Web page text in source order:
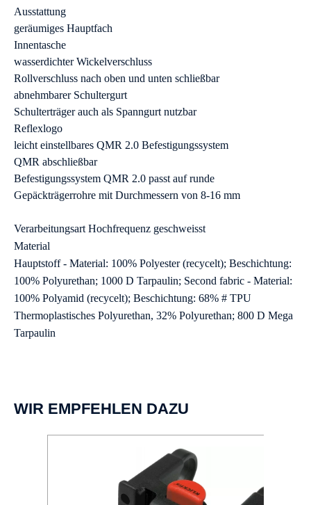
Ausstattung
geräumiges Hauptfach
Innentasche
wasserdichter Wickelverschluss
Rollverschluss nach oben und unten schließbar
abnehmbarer Schultergurt
Schulterträger auch als Spanngurt nutzbar
Reflexlogo
leicht einstellbares QMR 2.0 Befestigungssystem
QMR abschließbar
Befestigungssystem QMR 2.0 passt auf runde
Gepäckträgerrohre mit Durchmessern von 8-16 mm
Verarbeitungsart Hochfrequenz geschweisst
Material
Hauptstoff - Material: 100% Polyester (recycelt); Beschichtung:
100% Polyurethan; 1000 D Tarpaulin; Second fabric - Material:
100% Polyamid (recycelt); Beschichtung: 68% # TPU
Thermoplastisches Polyurethan, 32% Polyurethan; 800 D Mega
Tarpaulin
WIR EMPFEHLEN DAZU